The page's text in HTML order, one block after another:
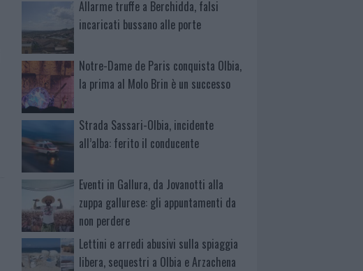
Allarme truffe a Berchidda, falsi
incaricati bussano alle porte
Notre-Dame de Paris conquista Olbia,
la prima al Molo Brin è un successo
Strada Sassari-Olbia, incidente
all’alba: ferito il conducente
Eventi in Gallura, da Jovanotti alla
zuppa gallurese: gli appuntamenti da
non perdere
Lettini e arredi abusivi sulla spiaggia
libera, sequestri a Olbia e Arzachena